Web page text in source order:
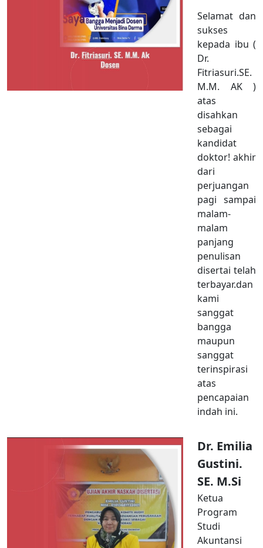
Selamat dan
sukses
kepada ibu (
Dr.
Fitriasuri.SE.
M.M. AK )
atas
disahkan
sebagai
kandidat
doktor! akhir
dari
perjuangan
pagi sampai
malam-
malam
panjang
penulisan
disertai telah
terbayar.dan
kami
sanggat
bangga
maupun
sanggat
terinspirasi
atas
pencapaian
indah ini.
Dr. Emilia
Gustini.
SE. M.Si
Ketua
Program
Studi
Akuntansi